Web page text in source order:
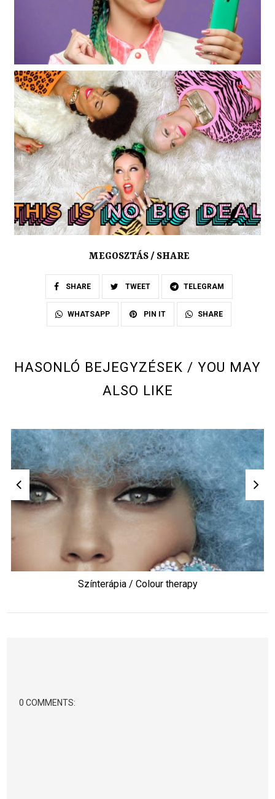
MEGOSZTÁS / SHARE
SHARE TWEET TELEGRAM
WHATSAPP PIN IT SHARE
HASONLÓ BEJEGYZÉSEK / YOU MAY
ALSO LIKE
Színterápia / Colour therapy
0 COMMENTS: